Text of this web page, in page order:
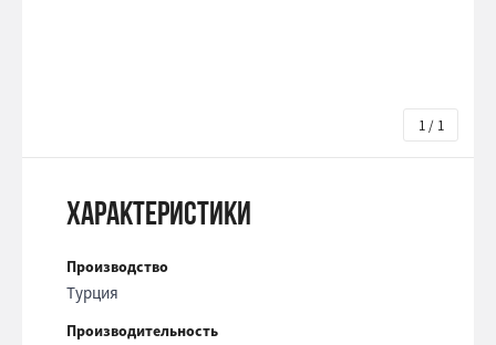
1 / 1
Характеристики
Производство
Турция
Производительность